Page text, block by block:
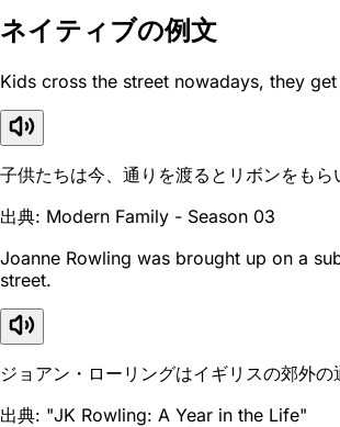
ネイティブの例文
Kids cross the street nowadays, they
子供たちは今、通りを渡るとリボンをもら
出典: Modern Family - Season 03
Joanne Rowling was brought up on a
street.
ジョアン・ローリングはイギリスの郊外の
出典: "JK Rowling: A Year in the Life"